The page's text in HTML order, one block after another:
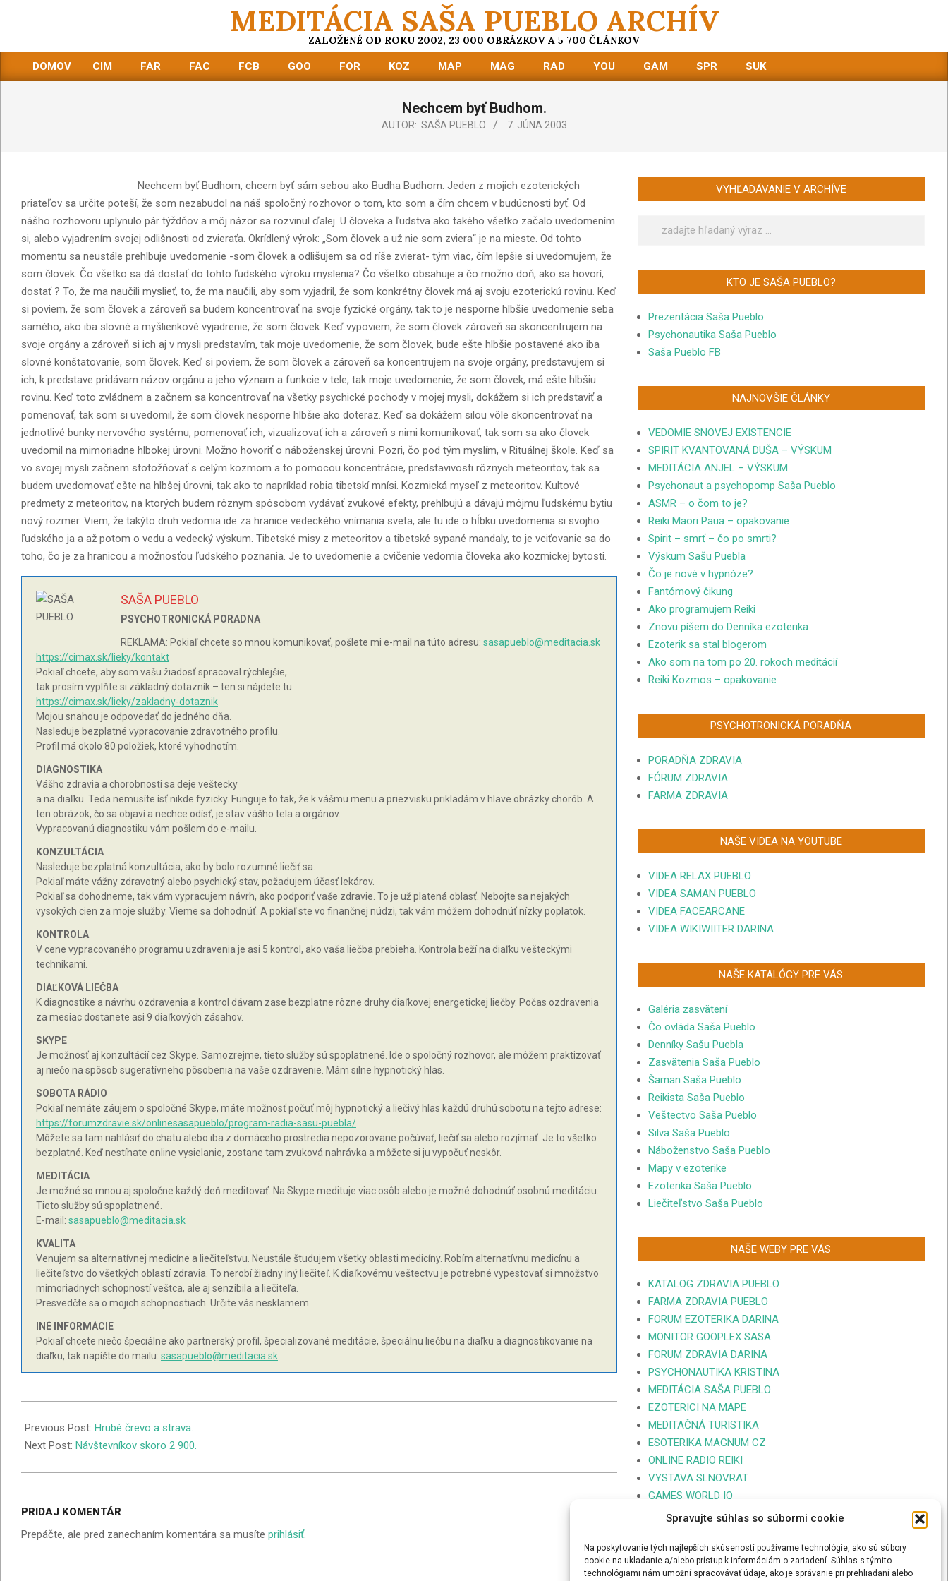
Spravujte súhlas so súbormi cookie
Na poskytovanie tých najlepších skúseností používame technológie, ako sú súbory
cookie na ukladanie a/alebo prístup k informáciám o zariadení. Súhlas s týmito
technológiami nám umožní spracovávať údaje, ako je správanie pri prehliadaní alebo
MEDITÁCIA SAŠA PUEBLO ARCHÍV
ZALOŽENÉ OD ROKU 2002, 23 000 OBRÁZKOV A 5 700 ČLÁNKOV
Primary
DOMOV CIM FAR FAC FCB GOO FOR KOZ MAP MAG RAD YOU GAM SPR SUK
Nechcem byť Budhom.
AUTOR: SAŠA PUEBLO 7. JÚNA 2003
Nechcem byť Budhom, chcem byť sám sebou ako Budha Budhom. Jeden z mojich ezoterických
priateľov sa určite poteší, že som nezabudol na náš spoločný rozhovor o tom, kto som a čím chcem v budúcnosti byť. Od
nášho rozhovoru uplynulo pár týždňov a môj názor sa rozvinul ďalej. U človeka a ľudstva ako takého všetko začalo uvedomením
si, alebo vyjadrením svojej odlišnosti od zvieraťa. Okrídlený výrok: „Som človek a už nie som zviera“ je na mieste. Od tohto
momentu sa neustále prehlbuje uvedomenie -som človek a odlišujem sa od ríše zvierat- tým viac, čím lepšie si uvedomujem, že
som človek. Čo všetko sa dá dostať do tohto ľudského výroku myslenia? Čo všetko obsahuje a čo možno doň, ako sa hovorí,
dostať ? To, že ma naučili myslieť, to, že ma naučili, aby som vyjadril, že som konkrétny človek má aj svoju ezoterickú rovinu. Keď
si poviem, že som človek a zároveň sa budem koncentrovať na svoje fyzické orgány, tak to je nesporne hlbšie uvedomenie seba
samého, ako iba slovné a myšlienkové vyjadrenie, že som človek. Keď vypoviem, že som človek zároveň sa skoncentrujem na
svoje orgány a zároveň si ich aj v mysli predstavím, tak moje uvedomenie, že som človek, bude ešte hlbšie postavené ako iba
slovné konštatovanie, som človek. Keď si poviem, že som človek a zároveň sa koncentrujem na svoje orgány, predstavujem si
ich, k predstave pridávam názov orgánu a jeho význam a funkcie v tele, tak moje uvedomenie, že som človek, má ešte hlbšiu
rovinu. Keď toto zvládnem a začnem sa koncentrovať na všetky psychické pochody v mojej mysli, dokážem si ich predstaviť a
pomenovať, tak som si uvedomil, že som človek nesporne hlbšie ako doteraz. Keď sa dokážem silou vôle skoncentrovať na
jednotlivé bunky nervového systému, pomenovať ich, vizualizovať ich a zároveň s nimi komunikovať, tak som sa ako človek
uvedomil na mimoriadne hlbokej úrovni. Možno hovoriť o náboženskej úrovni. Pozri, čo pod tým myslím, v Rituálnej škole. Keď sa
vo svojej mysli začnem stotožňovať s celým kozmom a to pomocou koncentrácie, predstavivosti rôznych meteoritov, tak sa
budem uvedomovať ešte na hlbšej úrovni, tak ako to napríklad robia tibetskí mnísi. Kozmická myseľ z meteoritov. Kultové
predmety z meteoritov, na ktorých budem rôznym spôsobom vydávať zvukové efekty, prehlbujú a dávajú môjmu ľudskému bytiu
nový rozmer. Viem, že takýto druh vedomia ide za hranice vedeckého vnímania sveta, ale tu ide o hĺbku uvedomenia si svojho
ľudského ja a až potom o vedu a vedecký výskum. Tibetské misy z meteoritov a tibetské sypané mandaly, to je vciťovanie sa do
toho, čo je za hranicou a možnosťou ľudského poznania. Je to uvedomenie a cvičenie vedomia človeka ako kozmickej bytosti.
SAŠA PUEBLO
PSYCHOTRONICKÁ PORADNA
REKLAMA: Pokiaľ chcete so mnou komunikovať, pošlete mi e-mail na túto adresu: sasapueblo@meditacia.sk
https://cimax.sk/lieky/kontakt
Pokiaľ chcete, aby som vašu žiadosť spracoval rýchlejšie,
tak prosím vyplňte si základný dotazník – ten si nájdete tu:
https://cimax.sk/lieky/zakladny-dotaznik
Mojou snahou je odpovedať do jedného dňa.
Nasleduje bezplatné vypracovanie zdravotného profilu.
Profil má okolo 80 položiek, ktoré vyhodnotím.
DIAGNOSTIKA
Vášho zdravia a chorobnosti sa deje veštecky
a na diaľku. Teda nemusíte ísť nikde fyzicky. Funguje to tak, že k vášmu menu a priezvisku prikladám v hlave obrázky chorôb. A
ten obrázok, čo sa objaví a nechce odísť, je stav vášho tela a orgánov.
Vypracovanú diagnostiku vám pošlem do e-mailu.
KONZULTÁCIA
Nasleduje bezplatná konzultácia, ako by bolo rozumné liečiť sa.
Pokiaľ máte vážny zdravotný alebo psychický stav, požadujem účasť lekárov.
Pokiaľ sa dohodneme, tak vám vypracujem návrh, ako podporiť vaše zdravie. To je už platená oblasť. Nebojte sa nejakých
vysokých cien za moje služby. Vieme sa dohodnúť. A pokiaľ ste vo finančnej núdzi, tak vám môžem dohodnúť nízky poplatok.
KONTROLA
V cene vypracovaného programu uzdravenia je asi 5 kontrol, ako vaša liečba prebieha. Kontrola beží na diaľku vešteckými
technikami.
DIAĽKOVÁ LIEČBA
K diagnostike a návrhu ozdravenia a kontrol dávam zase bezplatne rôzne druhy diaľkovej energetickej liečby. Počas ozdravenia
za mesiac dostanete asi 9 diaľkových zásahov.
SKYPE
Je možnosť aj konzultácií cez Skype. Samozrejme, tieto služby sú spoplatnené. Ide o spoločný rozhovor, ale môžem praktizovať
aj niečo na spôsob sugeratívneho pôsobenia na vaše ozdravenie. Mám silne hypnotický hlas.
SOBOTA RÁDIO
Pokiaľ nemáte záujem o spoločné Skype, máte možnosť počuť môj hypnotický a liečivý hlas každú druhú sobotu na tejto adrese:
https://forumzdravie.sk/onlinesasapueblo/program-radia-sasu-puebla/
Môžete sa tam nahlásiť do chatu alebo iba z domáceho prostredia nepozorovane počúvať, liečiť sa alebo rozjímať. Je to všetko
bezplatné. Keď nestíhate online vysielanie, zostane tam zvuková nahrávka a môžete si ju vypočuť neskôr.
MEDITÁCIA
Je možné so mnou aj spoločne každý deň meditovať. Na Skype medituje viac osôb alebo je možné dohodnúť osobnú meditáciu.
Tieto služby sú spoplatnené.
E-mail: sasapueblo@meditacia.sk
KVALITA
Venujem sa alternatívnej medicíne a liečiteľstvu. Neustále študujem všetky oblasti medicíny. Robím alternatívnu medicínu a
liečiteľstvo do všetkých oblastí zdravia. To nerobí žiadny iný liečiteľ. K diaľkovému veštectvu je potrebné vypestovať si množstvo
mimoriadnych schopností veštca, ale aj senzibila a liečiteľa.
Presvedčte sa o mojich schopnostiach. Určite vás nesklamem.
INÉ INFORMÁCIE
Pokiaľ chcete niečo špeciálne ako partnerský profil, špecializované meditácie, špeciálnu liečbu na diaľku a diagnostikovanie na
diaľku, tak napíšte do mailu: sasapueblo@meditacia.sk
06-
07
Previous Post: Hrubé črevo a strava.
Next Post: Návštevníkov skoro 2 900.
PRIDAJ KOMENTÁR
Prepáčte, ale pred zanechaním komentára sa musíte prihlásiť.
VYHĽADÁVANIE V ARCHÍVE
KTO JE SAŠA PUEBLO?
Prezentácia Saša Pueblo
Psychonautika Saša Pueblo
Saša Pueblo FB
NAJNOVŠIE ČLÁNKY
VEDOMIE SNOVEJ EXISTENCIE
SPIRIT KVANTOVANÁ DUŠA – VÝSKUM
MEDITÁCIA ANJEL – VÝSKUM
Psychonaut a psychopomp Saša Pueblo
ASMR – o čom to je?
Reiki Maori Paua – opakovanie
Spirit – smrť – čo po smrti?
Výskum Sašu Puebla
Čo je nové v hypnóze?
Fantómový čikung
Ako programujem Reiki
Znovu píšem do Denníka ezoterika
Ezoterik sa stal blogerom
Ako som na tom po 20. rokoch meditácií
Reiki Kozmos – opakovanie
PSYCHOTRONICKÁ PORADŇA
PORADŇA ZDRAVIA
FÓRUM ZDRAVIA
FARMA ZDRAVIA
NAŠE VIDEA NA YOUTUBE
VIDEA RELAX PUEBLO
VIDEA SAMAN PUEBLO
VIDEA FACEARCANE
VIDEA WIKIWIITER DARINA
NAŠE KATALÓGY PRE VÁS
Galéria zasvätení
Čo ovláda Saša Pueblo
Denníky Sašu Puebla
Zasvätenia Saša Pueblo
Šaman Saša Pueblo
Reikista Saša Pueblo
Veštectvo Saša Pueblo
Silva Saša Pueblo
Náboženstvo Saša Pueblo
Mapy v ezoterike
Ezoterika Saša Pueblo
Liečiteľstvo Saša Pueblo
NAŠE WEBY PRE VÁS
KATALOG ZDRAVIA PUEBLO
FARMA ZDRAVIA PUEBLO
FORUM EZOTERIKA DARINA
MONITOR GOOPLEX SASA
FORUM ZDRAVIA DARINA
PSYCHONAUTIKA KRISTINA
MEDITÁCIA SAŠA PUEBLO
EZOTERICI NA MAPE
MEDITAČNÁ TURISTIKA
ESOTERIKA MAGNUM CZ
ONLINE RADIO REIKI
VYSTAVA SLNOVRAT
GAMES WORLD IQ
FACEBOOK SAŠA PUEBLO
GRANDMASTER REIKI SASA